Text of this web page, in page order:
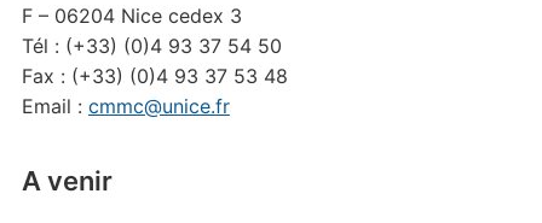
F – 06204 Nice cedex 3
Tél : (+33) (0)4 93 37 54 50
Fax : (+33) (0)4 93 37 53 48
Email : cmmc@unice.fr
A venir